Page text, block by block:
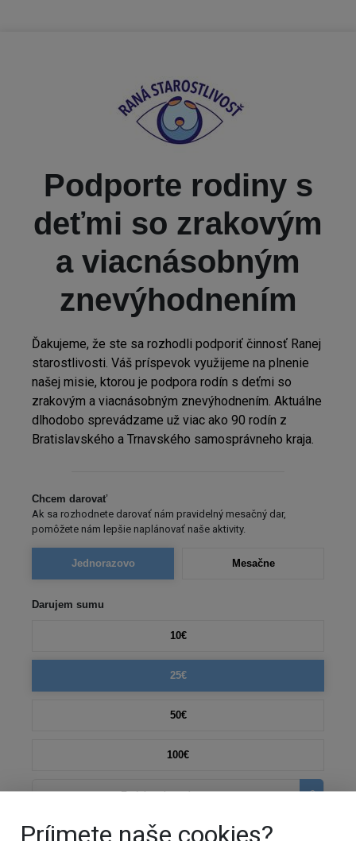
Podporte rodiny s
deťmi so zrakovým
a viacnásobným
znevýhodnením
Ďakujeme, že ste sa rozhodli podporiť činnosť Ranej
starostlivosti. Váš príspevok využijeme na plnenie
našej misie, ktorou je podpora rodín s deťmi so
zrakovým a viacnásobným znevýhodnením. Aktuálne
dlhodobo sprevádzame už viac ako 90 rodín z
Bratislavského a Trnavského samosprávneho kraja.
Chcem darovať
Ak sa rozhodnete darovať nám pravidelný mesačný dar,
pomôžete nám lepšie naplánovať naše aktivity.
Jednorazovo Mesačne
Darujem sumu
10€
25€
50€
100€
€
Príjmete naše cookies?